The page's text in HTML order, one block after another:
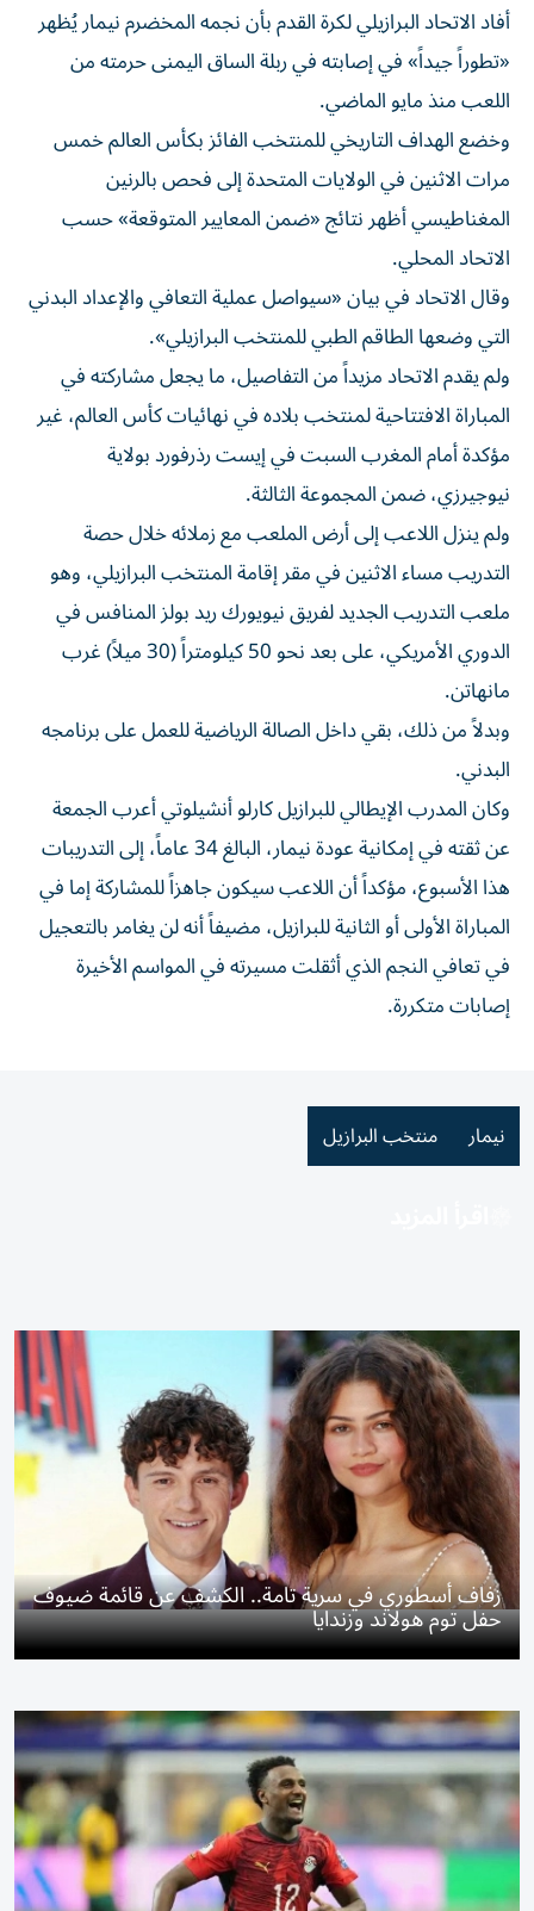
أفاد الاتحاد البرازيلي لكرة القدم بأن نجمه المخضرم نيمار يُظهر
«تطوراً جيداً» في إصابته في ربلة الساق اليمنى حرمته من
اللعب منذ مايو الماضي.
وخضع الهداف التاريخي للمنتخب الفائز بكأس العالم خمس
مرات الاثنين في الولايات المتحدة إلى فحص بالرنين
المغناطيسي أظهر نتائج «ضمن المعايير المتوقعة» حسب
الاتحاد المحلي.
وقال الاتحاد في بيان «سيواصل عملية التعافي والإعداد البدني
التي وضعها الطاقم الطبي للمنتخب البرازيلي».
ولم يقدم الاتحاد مزيداً من التفاصيل، ما يجعل مشاركته في
المباراة الافتتاحية لمنتخب بلاده في نهائيات كأس العالم، غير
مؤكدة أمام المغرب السبت في إيست رذرفورد بولاية
نيوجيرزي، ضمن المجموعة الثالثة.
ولم ينزل اللاعب إلى أرض الملعب مع زملائه خلال حصة
التدريب مساء الاثنين في مقر إقامة المنتخب البرازيلي، وهو
ملعب التدريب الجديد لفريق نيويورك ريد بولز المنافس في
الدوري الأمريكي، على بعد نحو 50 كيلومتراً (30 ميلاً) غرب
مانهاتن.
وبدلاً من ذلك، بقي داخل الصالة الرياضية للعمل على برنامجه
البدني.
وكان المدرب الإيطالي للبرازيل كارلو أنشيلوتي أعرب الجمعة
عن ثقته في إمكانية عودة نيمار، البالغ 34 عاماً، إلى التدريبات
هذا الأسبوع، مؤكداً أن اللاعب سيكون جاهزاً للمشاركة إما في
المباراة الأولى أو الثانية للبرازيل، مضيفاً أنه لن يغامر بالتعجيل
في تعافي النجم الذي أثقلت مسيرته في المواسم الأخيرة
إصابات متكررة.
نيمار منتخب البرازيل
زفاف أسطوري في سرية تامة.. الكشف عن قائمة ضيوف
حفل توم هولاند وزندايا